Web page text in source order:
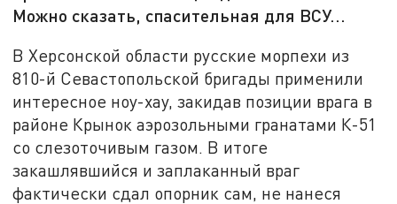
Можно сказать, спасительная для ВСУ...
В Херсонской области русские морпехи из
810-й Севастопольской бригады применили
интересное ноу-хау, закидав позиции врага в
районе Крынок аэрозольными гранатами К-51
со слезоточивым газом. В итоге
закашлявшийся и заплаканный враг
фактически сдал опорник сам, не нанеся